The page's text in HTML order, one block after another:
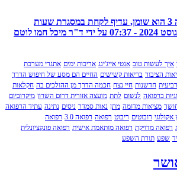
3 הוא שומן, עדיף לקחת במסגרת שעות
טוב אנטי אייג'ינג אריכות ימים אתגרי מערכת
בריאות קשישים החיים הם מסע של חיפוש הדרך
חיי נצח חכמה הדרך מן ההולכים בה חקלאות
לנשום לתת מועצה אזורית דרום השרון מיקרוביום
מדומה מתן נאות סמדר ניסים נתינה עתיד הרפואה
רובוטים ריבוט רפואה רפואה 3.0
רפואה
רפואה מותאמת אישית רפואה פונקציונלית
תורת השפע